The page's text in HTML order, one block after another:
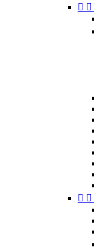
 
 